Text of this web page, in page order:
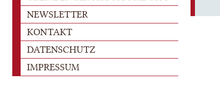
NEWSLETTER
KONTAKT
DATENSCHUTZ
IMPRESSUM